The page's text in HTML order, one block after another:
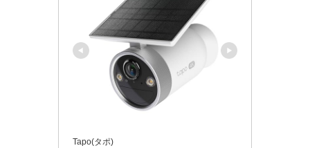
Tapo(タポ)